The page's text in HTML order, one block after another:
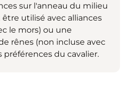
sur l'anneau du milieu
utilisé avec alliances
le mors) ou une
rênes (non incluse avec
préférences du cavalier.